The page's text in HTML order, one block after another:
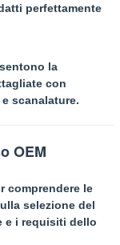
perfettamente
la
con
scanalature.
OEM
comprendere le
selezione del
e i requisiti dello